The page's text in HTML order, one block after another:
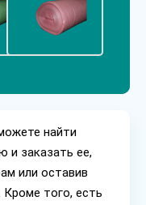
найти
и заказать ее,
или оставив
Кроме того, есть